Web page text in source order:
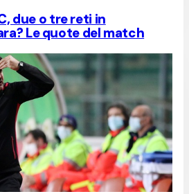
due o tre reti in
Le quote del match